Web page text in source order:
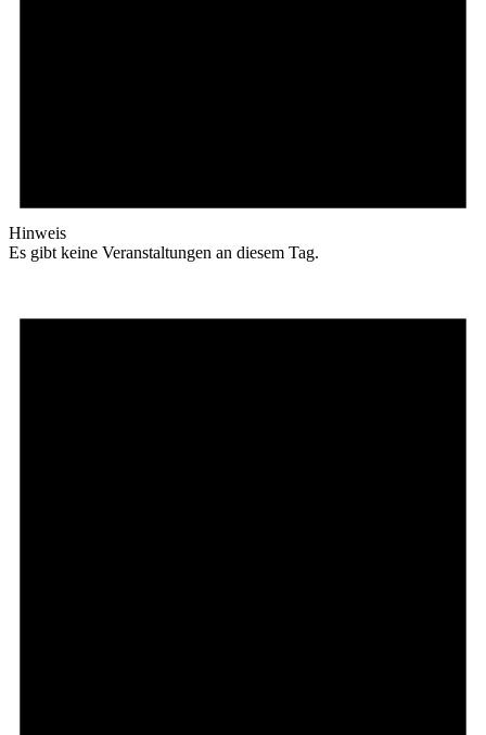
Hinweis
Es gibt keine Veranstaltungen an diesem Tag.